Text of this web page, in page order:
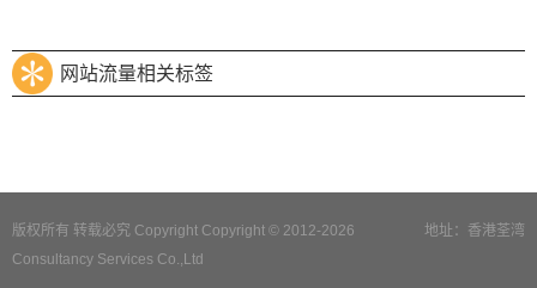
网站流量相关标签
地址：香港荃湾
版权所有 转载必究 Copyright Copyright © 2012-2026
Consultancy Services Co.,Ltd